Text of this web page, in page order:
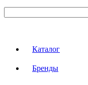
Каталог
Бренды